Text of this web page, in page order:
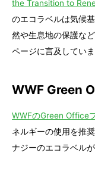
the Transition to
のエコラベルは気候
然や生息地の保護な
ページに言及していま
WWF Green
WWFのGreen Office
ネルギーの使用を推
ナジーのエコラベル